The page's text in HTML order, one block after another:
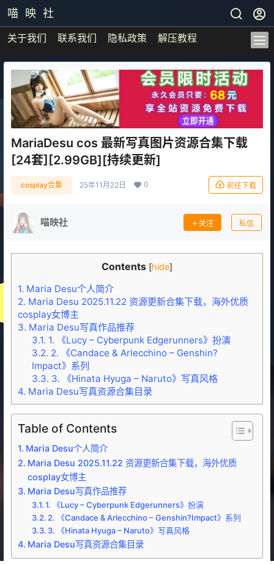
喵 映 社
关于我们 联系我们 隐私政策 解压教程
MariaDesu cos 最新写真图片资源合集下载
[24套][2.99GB][持续更新]
cosplay合集 25年11月22日 0 前往下载
喵映社 关注 私信
Contents [hide]
1. Maria Desu个人简介
2. Maria Desu 2025.11.22 资源更新合集下载，海外优质
cosplay女博主
3. Maria Desu写真作品推荐
3.1. 1. 《Lucy – Cyberpunk Edgerunners》扮演
3.2. 2. 《Candace & Arlecchino – Genshin?
Impact》系列
3.3. 3. 《Hinata Hyuga – Naruto》写真风格
4. Maria Desu写真资源合集目录
Table of Contents
Maria Desu个人简介
Maria Desu 2025.11.22 资源更新合集下载，海外优质
cosplay女博主
Maria Desu写真作品推荐
1. 《Lucy – Cyberpunk Edgerunners》扮演
2. 《Candace & Arlecchino – Genshin?Impact》系列
3. 《Hinata Hyuga – Naruto》写真风格
Maria Desu写真资源合集目录